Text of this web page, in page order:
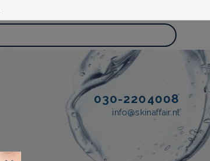
030-2204008
info@skinaffair.nl